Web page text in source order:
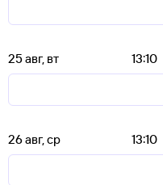
25 авг, вт 13:10
26 авг, ср 13:10